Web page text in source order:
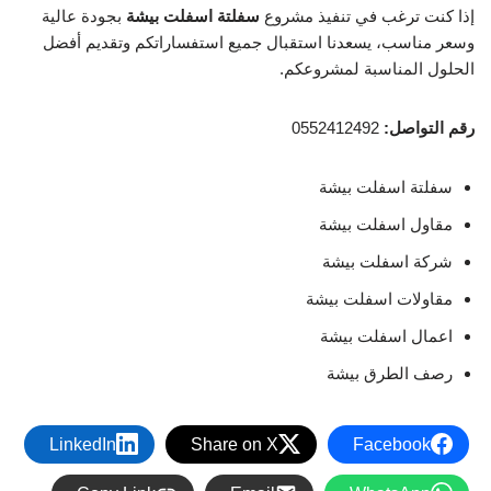
إذا كنت ترغب في تنفيذ مشروع سفلتة اسفلت بيشة بجودة عالية
وسعر مناسب، يسعدنا استقبال جميع استفساراتكم وتقديم أفضل
الحلول المناسبة لمشروعكم.
رقم التواصل:
سفلتة اسفلت بيشة
مقاول اسفلت بيشة
شركة اسفلت بيشة
مقاولات اسفلت بيشة
اعمال اسفلت بيشة
رصف الطرق بيشة
Facebook
Share on X
LinkedIn